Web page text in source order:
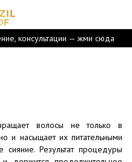
консультации — жми сюда
волосы не только в
и насыщает их питательными
Результат процедуры